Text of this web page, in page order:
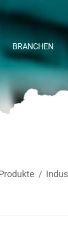
BRANCHEN